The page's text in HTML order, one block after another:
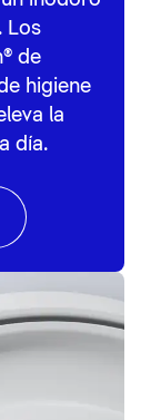
Los
de
higiene
la
día.